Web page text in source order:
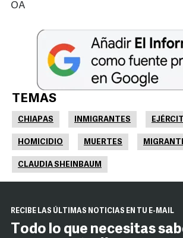
OA
TEMAS
CHIAPAS INMIGRANTES
HOMICIDIO MUERTES
CLAUDIA SHEINBAUM
RECIBE LAS ÚLTIMAS NOTICIAS EN TU E-MAIL
Todo lo que necesitas